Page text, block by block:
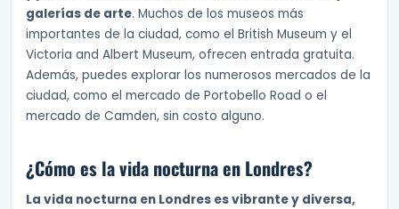
galerías de arte. Muchos de los museos más
importantes de la ciudad, como el British Museum y el
Victoria and Albert Museum, ofrecen entrada gratuita.
Además, puedes explorar los numerosos mercados de la
ciudad, como el mercado de Portobello Road o el
mercado de Camden, sin costo alguno.
¿Cómo es la vida nocturna en Londres?
La vida nocturna en Londres es vibrante y diversa,